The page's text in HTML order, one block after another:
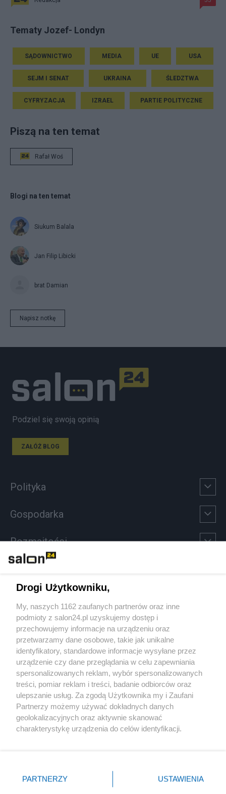
Tematy Jozef- Londyn
SĄDOWNICTWO MEDIA UE USA
SEJM I SENAT UKRAINA ŚLEDZTWA
CYFRYZACJA IZRAEL PARTIE POLITYCZNE
Piszą na ten temat
Rafał Woś
Blogi na ten temat
Siukum Balala
Jan Filip Libicki
brat Damian
Napisz notkę
Podziel się swoją opinią
ZAŁÓŻ BLOG
Polityka
Gospodarka
Rozmaitości
Sport
Społeczeństwo
Kultura
X Facebook Instagram Youtube
Drogi Użytkowniku,
My, naszych 1162 zaufanych partnerów oraz inne
podmioty z salon24.pl uzyskujemy dostęp i
przechowujemy informacje na urządzeniu oraz
przetwarzamy dane osobowe, takie jak unikalne
identyfikatory, standardowe informacje wysyłane przez
urządzenie czy dane przeglądania w celu zapewniania
spersonalizowanych reklam, wybór spersonalizowanych
treści, pomiar reklam i treści, badanie odbiorców oraz
ulepszanie usług. Za zgodą Użytkownika my i Zaufani
Partnerzy możemy używać dokładnych danych
geolokalizacyjnych oraz aktywnie skanować
charakterystykę urządzenia do celów identyfikacji.
zmienić/wycofać klikając przycisk ustawień prywatności
znajdujący się w lewym dolnym rogu strony
PARTNERZY USTAWIENIA